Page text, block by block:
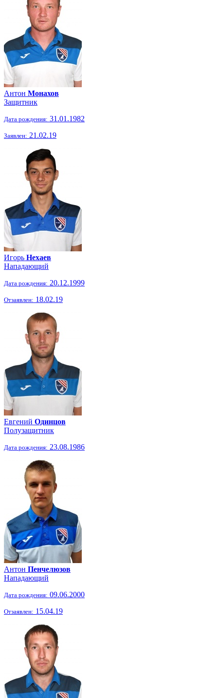
Антон Монахов
Защитник
Дата рождения: 31.01.1982
Заявлен: 21.02.19
Игорь Нехаев
Нападающий
Дата рождения: 20.12.1999
Отзаявлен: 18.02.19
Евгений Одинцов
Полузащитник
Дата рождения: 23.08.1986
Антон Пенчелюзов
Нападающий
Дата рождения: 09.06.2000
Отзаявлен: 15.04.19